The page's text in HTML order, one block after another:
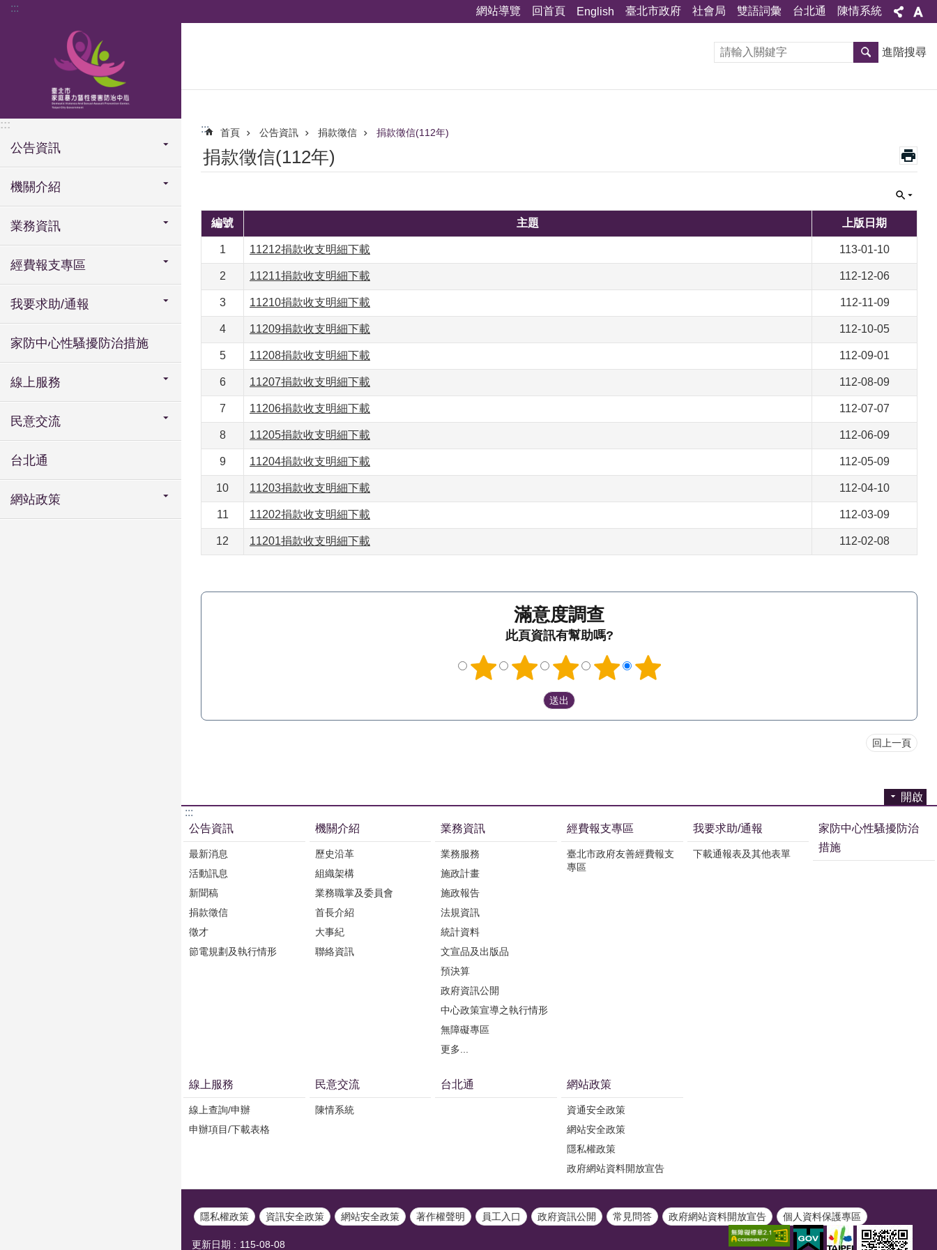
跳到主要內容區塊
::: 網站導覽 回首頁 English 臺北市政府 社會局 雙語詞彙 台北通 陳情系統
:::
公告資訊
機關介紹
業務資訊
經費報支專區
我要求助/通報
家防中心性騷擾防治措施
線上服務
民意交流
台北通
網站政策
進階搜尋
::: 首頁 公告資訊 捐款徵信 捐款徵信(112年)
捐款徵信(112年)
編號 主題 上版日期
1 11212捐款收支明細下載 113-01-10
2 11211捐款收支明細下載 112-12-06
3 11210捐款收支明細下載 112-11-09
4 11209捐款收支明細下載 112-10-05
5 11208捐款收支明細下載 112-09-01
6 11207捐款收支明細下載 112-08-09
7 11206捐款收支明細下載 112-07-07
8 11205捐款收支明細下載 112-06-09
9 11204捐款收支明細下載 112-05-09
10 11203捐款收支明細下載 112-04-10
11 11202捐款收支明細下載 112-03-09
12 11201捐款收支明細下載 112-02-08
滿意度調查
此頁資訊有幫助嗎?
回上一頁
開啟
:::
公告資訊
最新消息
活動訊息
新聞稿
捐款徵信
徵才
節電規劃及執行情形
機關介紹
歷史沿革
組織架構
業務職掌及委員會
首長介紹
大事紀
聯絡資訊
業務資訊
業務服務
施政計畫
施政報告
法規資訊
統計資料
文宣品及出版品
預決算
政府資訊公開
中心政策宣導之執行情形
無障礙專區
更多...
經費報支專區
臺北市政府友善經費報支
專區
我要求助/通報
下載通報表及其他表單
家防中心性騷擾防治
措施
線上服務
線上查詢/申辦
申辦項目/下載表格
民意交流
陳情系統
台北通 網站政策
資通安全政策
網站安全政策
隱私權政策
政府網站資料開放宣告
隱私權政策 資訊安全政策 網站安全政策 著作權聲明 員工入口 政府資訊公開 常見問答 政府網站資料開放宣告 個人資料保護專區
更新日期 115-08-08